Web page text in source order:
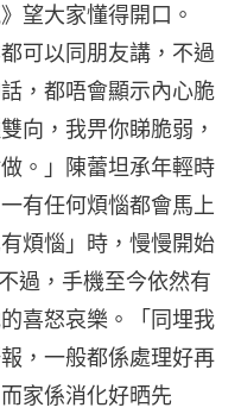
望大家懂得開口。
可以同朋友講，不過
，都唔會顯示內心脆
向，我畀你睇脆弱，
。」陳蕾坦承年輕時
有任何煩惱都會馬上
煩惱」時，慢慢開始
過，手機至今依然有
喜怒哀樂。「同埋我
，一般都係處理好再
家係消化好晒先